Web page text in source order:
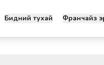
Бидний тухай Франчайз